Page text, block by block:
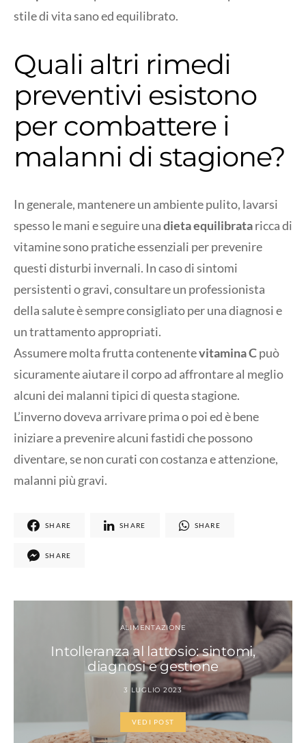
stile di vita sano ed equilibrato.
Quali altri rimedi
preventivi esistono
per combattere i
malanni di stagione?
In generale, mantenere un ambiente pulito, lavarsi
spesso le mani e seguire unadieta equilibrataricca di
vitamine sono pratiche essenziali per prevenire
questi disturbi invernali. In caso di sintomi
persistenti o gravi, consultare un professionista
della salute è sempre consigliato per una diagnosi e
un trattamento appropriati.
Assumere molta frutta contenentevitamina Cpuò
sicuramente aiutare il corpo ad affrontare al meglio
alcuni dei malanni tipici di questa stagione.
L’inverno doveva arrivare prima o poi ed è bene
iniziare a prevenire alcuni fastidi che possono
diventare, se non curati con costanza e attenzione,
malanni più gravi.
SHARE SHARE SHARE
SHARE
ALIMENTAZIONE
Intolleranza al lattosio: sintomi,
diagnosi e gestione
3 LUGLIO 2023
VEDI POST